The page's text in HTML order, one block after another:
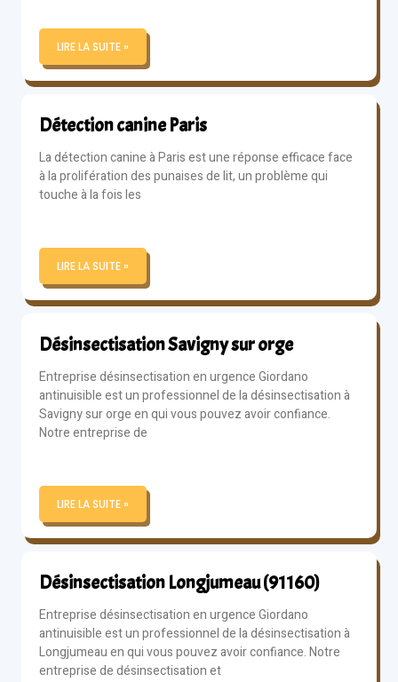
LIRE LA SUITE »
Détection canine Paris
La détection canine à Paris est une réponse efficace face
à la prolifération des punaises de lit, un problème qui
touche à la fois les
LIRE LA SUITE »
Désinsectisation Savigny sur orge
Entreprise désinsectisation en urgence Giordano
antinuisible est un professionnel de la désinsectisation à
Savigny sur orge en qui vous pouvez avoir confiance.
Notre entreprise de
LIRE LA SUITE »
Désinsectisation Longjumeau (91160)
Entreprise désinsectisation en urgence Giordano
antinuisible est un professionnel de la désinsectisation à
Longjumeau en qui vous pouvez avoir confiance. Notre
entreprise de désinsectisation et